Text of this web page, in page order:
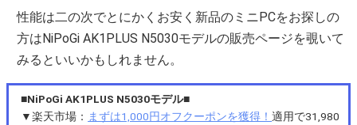
性能は二の次でとにかくお安く新品のミニPCをお探しの
方はNiPoGi AK1PLUS N5030モデルの販売ページを覗いて
みるといいかもしれません。
■NiPoGi AK1PLUS N5030モデル■
▼楽天市場： まずは1,000円オフクーポンを獲得！適用で31,980